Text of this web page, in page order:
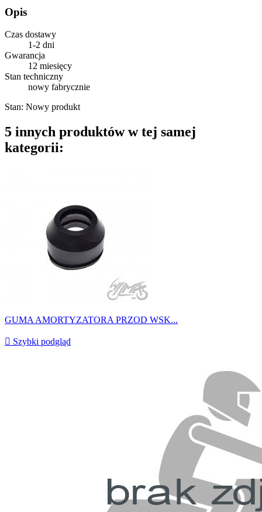
Opis
Czas dostawy
1-2 dni
Gwarancja
12 miesięcy
Stan techniczny
nowy fabrycznie
Stan: Nowy produkt
5 innych produktów w tej samej
kategorii:
GUMA AMORTYZATORA PRZOD WSK...
 Szybki podgląd